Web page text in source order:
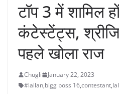
टॉप 3 में शामिल
कंटेस्टेंट्स,
पहले खोला राज
Chugli
January 22, 2023
#lallan,bigg boss 16,contestant,